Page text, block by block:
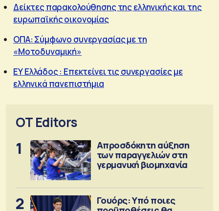
Δείκτες παρακολούθησης της ελληνικής και της
ευρωπαϊκής οικονομίας
ΟΠΑ: Σύμφωνο συνεργασίας με τη
«Μοτοδυναμική»
ΕΥ Ελλάδος : Επεκτείνει τις συνεργασίες με
ελληνικά πανεπιστήμια
OT Editors
1
Απροσδόκητη αύξηση
των παραγγελιών στη
γερμανική βιομηχανία
2
Γουόρς: Υπό ποιες